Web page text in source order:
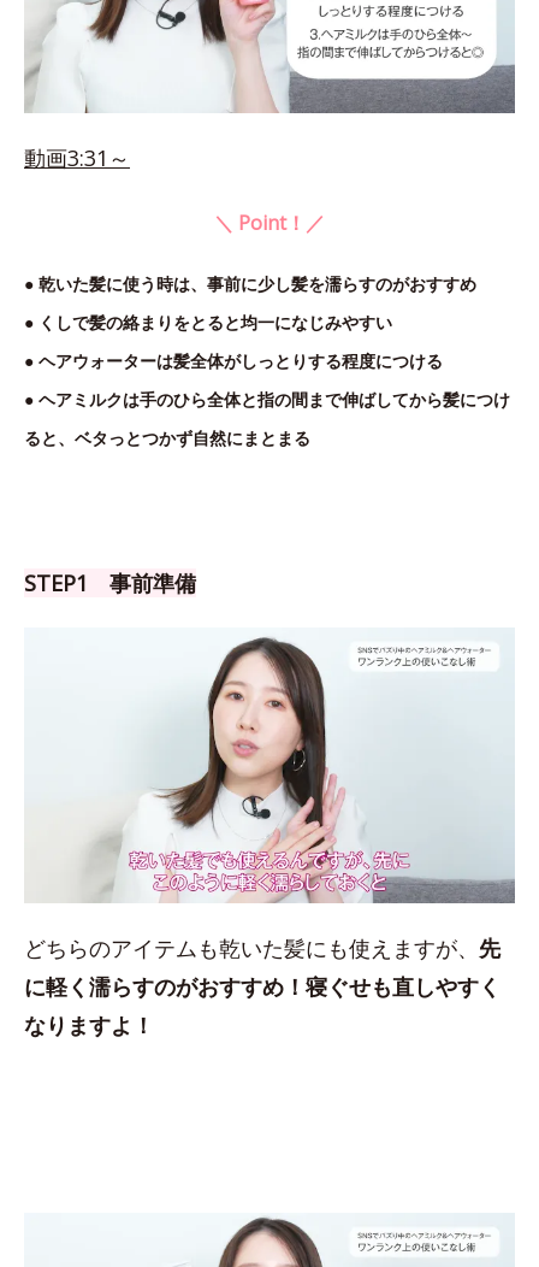
動画3:31～
＼ Point！／
● 乾いた髪に使う時は、事前に少し髪を濡らすのがおすすめ
● くしで髪の絡まりをとると均一になじみやすい
● ヘアウォーターは髪全体がしっとりする程度につける
● ヘアミルクは手のひら全体と指の間まで伸ばしてから髪につけ
ると、ベタっとつかず自然にまとまる
STEP1 事前準備
どちらのアイテムも乾いた髪にも使えますが、 先
に軽く濡らすのがおすすめ！寝ぐせも直しやすく
なりますよ！